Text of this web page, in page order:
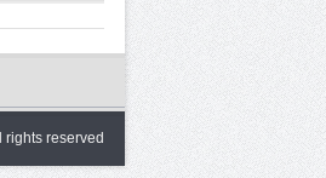
rights reserved